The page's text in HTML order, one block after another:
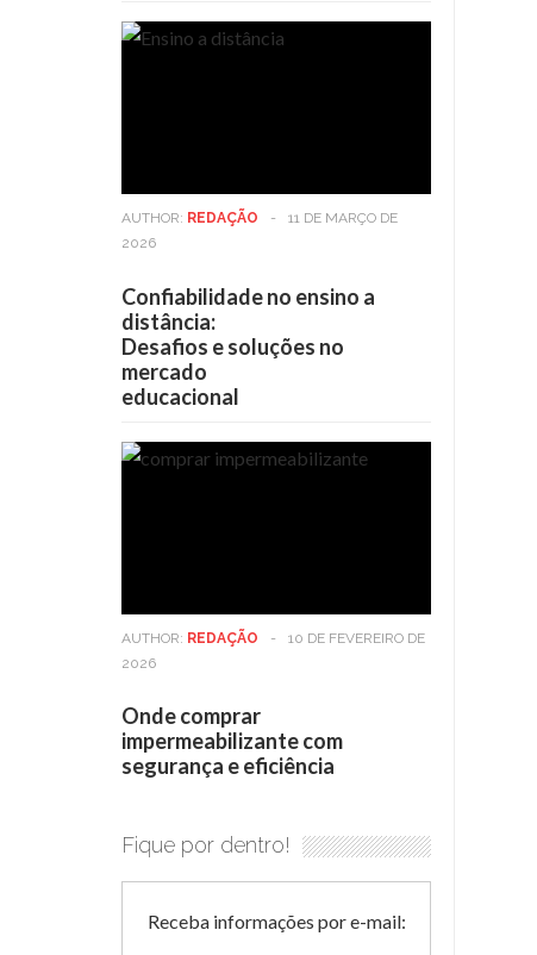
AUTHOR: REDAÇÃO -
11 DE MARÇO DE
2026
Confiabilidade no ensino a
distância:
Desafios e soluções no
mercado
educacional
AUTHOR: REDAÇÃO -
10 DE FEVEREIRO DE
2026
Onde comprar
impermeabilizante com
segurança e eficiência
Fique por dentro!
Receba informações por e-mail: